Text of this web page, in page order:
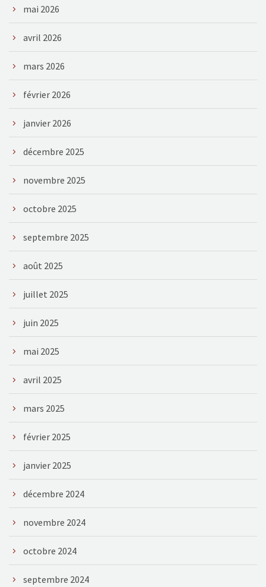
mai 2026
avril 2026
mars 2026
février 2026
janvier 2026
décembre 2025
novembre 2025
octobre 2025
septembre 2025
août 2025
juillet 2025
juin 2025
mai 2025
avril 2025
mars 2025
février 2025
janvier 2025
décembre 2024
novembre 2024
octobre 2024
septembre 2024